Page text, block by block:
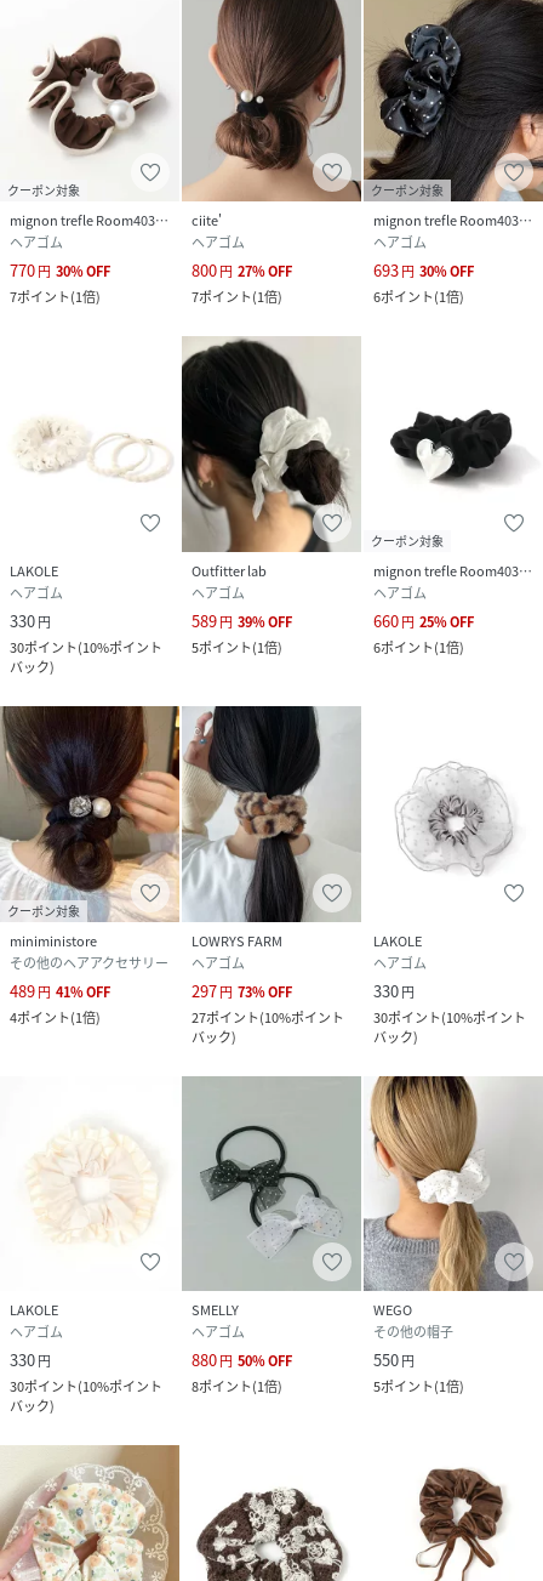
クーポン対象
mignon trefle Room403 selected
ヘアゴム
770円 30%OFF
7ポイント(1倍)
ciite'
ヘアゴム
800円 27%OFF
7ポイント(1倍)
クーポン対象
mignon trefle Room403 selected
ヘアゴム
693円 30%OFF
6ポイント(1倍)
LAKOLE
ヘアゴム
330円
30ポイント(10%ポイント
バック)
Outfitter lab
ヘアゴム
589円 39%OFF
5ポイント(1倍)
クーポン対象
mignon trefle Room403 selected
ヘアゴム
660円 25%OFF
6ポイント(1倍)
クーポン対象
miniministore
その他のヘアアクセサリー
489円 41%OFF
4ポイント(1倍)
LOWRYS FARM
ヘアゴム
297円 73%OFF
27ポイント(10%ポイント
バック)
LAKOLE
ヘアゴム
330円
30ポイント(10%ポイント
バック)
LAKOLE
ヘアゴム
330円
30ポイント(10%ポイント
バック)
SMELLY
ヘアゴム
880円 50%OFF
8ポイント(1倍)
WEGO
その他の帽子
550円
5ポイント(1倍)